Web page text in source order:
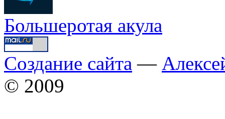
Большеротая акула
Создание сайта —
© 2009